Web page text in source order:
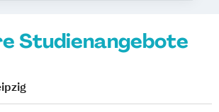
Studienangebote